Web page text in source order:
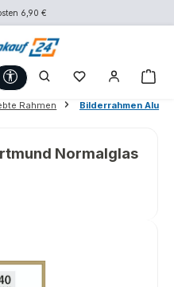
6,90 €
Werkzeugleiste anzeigen
Du hast 0
Rahmen Bilderrahmen Alu
Normalglas